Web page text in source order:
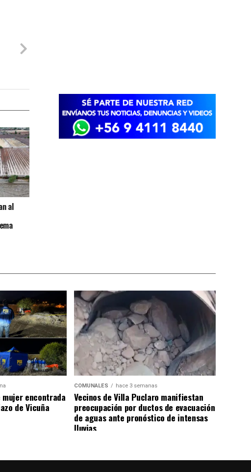
al
encontrada
de Vicuña
COMUNALES hace 3 semanas
Vecinos de Villa Puclaro manifiestan
preocupación por ductos de evacuación
de aguas ante pronóstico de intensas
lluvias